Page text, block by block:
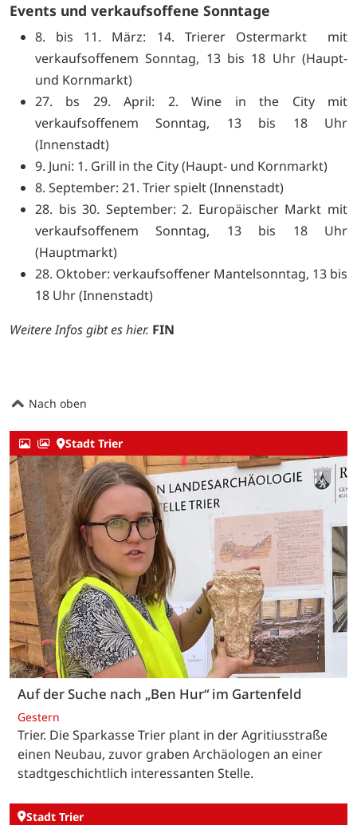
Events und verkaufsoffene Sonntage
8. bis 11. März: 14. Trierer Ostermarkt mit
verkaufsoffenem Sonntag, 13 bis 18 Uhr (Haupt-
und Kornmarkt)
27. bs 29. April: 2. Wine in the City mit
verkaufsoffenem Sonntag, 13 bis 18 Uhr
(Innenstadt)
9. Juni: 1. Grill in the City (Haupt- und Kornmarkt)
8. September: 21. Trier spielt (Innenstadt)
28. bis 30. September: 2. Europäischer Markt mit
verkaufsoffenem Sonntag, 13 bis 18 Uhr
(Hauptmarkt)
28. Oktober: verkaufsoffener Mantelsonntag, 13 bis
18 Uhr (Innenstadt)
Weitere Infos gibt eshier. FIN
Nach oben
Stadt Trier
Auf der Suche nach „Ben Hur“ im Gartenfeld
Gestern
Trier. Die Sparkasse Trier plant in der Agritiusstraße
einen Neubau, zuvor graben Archäologen an einer
stadtgeschichtlich interessanten Stelle.
Stadt Trier